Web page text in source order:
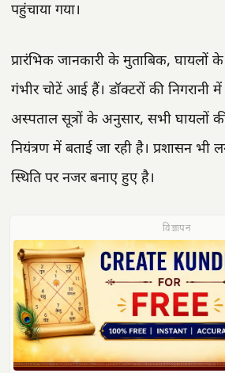
पहुंचाया गया।
प्रारंभिक जानकारी के मुताबिक, घायलों
गंभीर चोटें आई हैं। डॉक्टरों की निगरानी
अस्पताल सूत्रों के अनुसार, सभी घायलों
नियंत्रण में बताई जा रही है। प्रशासन भी
स्थिति पर नजर बनाए हुए है।
विज्ञापन